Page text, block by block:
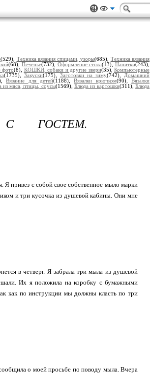
(529), Техника вязания спицами, узоры(685), Техника вязания
(68), Печенье(732), Оформление стола(13),Напитки(243),
фото(8), КОШКИ, собаки и другие звери(35), Компьютерные
(1735), Закуски(175), Заготовки на зиму(742), Домашний
Вязание для детей(1188),Вязалки крючком(90),Вязалки
из мяса, птицы, соусы(1569),Блюда из картошки(311),Блюда
С ГОСТЕМ.
Я привез с собой свое собственное мыло марки
и три кусочка из душевой кабины. Они мне
в четверг. Я забрала три мыла из душевой
Их я положила на коробку с бумажными
как по инструкции мы должны класть по три
о моей просьбе по поводу мыла. Вчера